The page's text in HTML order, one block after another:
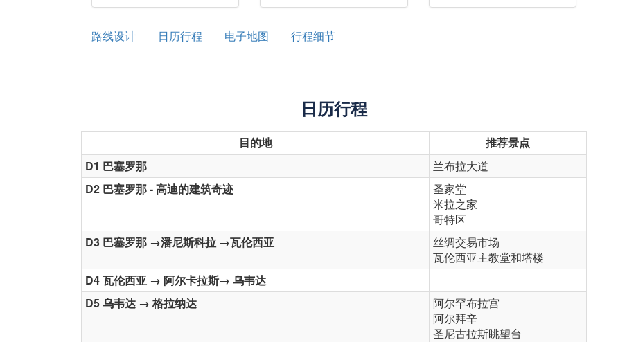
路线设计 日历行程 电子地图 行程细节
日历行程
目的地
推荐景点
D1 巴塞罗那
兰布拉大道
D2 巴塞罗那 - 高迪的建筑奇迹
圣家堂
米拉之家
哥特区
D3 巴塞罗那 →潘尼斯科拉 →瓦伦西亚
丝绸交易市场
瓦伦西亚主教堂和塔楼
D4 瓦伦西亚 → 阿尔卡拉斯→ 乌韦达
D5 乌韦达 → 格拉纳达
阿尔罕布拉宫
阿尔拜辛
圣尼古拉斯眺望台